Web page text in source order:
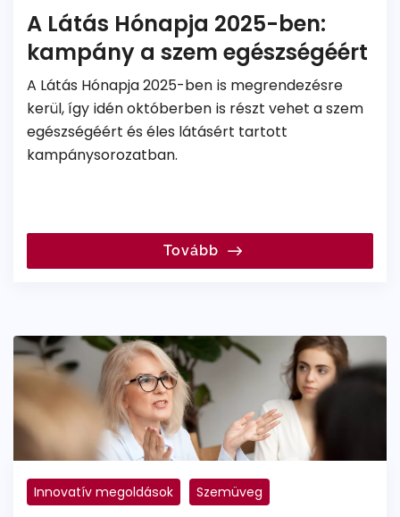
Dioptriás napszemüveg
A Látás Hónapja 2025-ben:
kampány a szem egészségéért
A Látás Hónapja 2025-ben is megrendezésre
kerül, így idén októberben is részt vehet a szem
egészségéért és éles látásért tartott
kampánysorozatban.
Tovább
Innovatív megoldások
Szemüveg